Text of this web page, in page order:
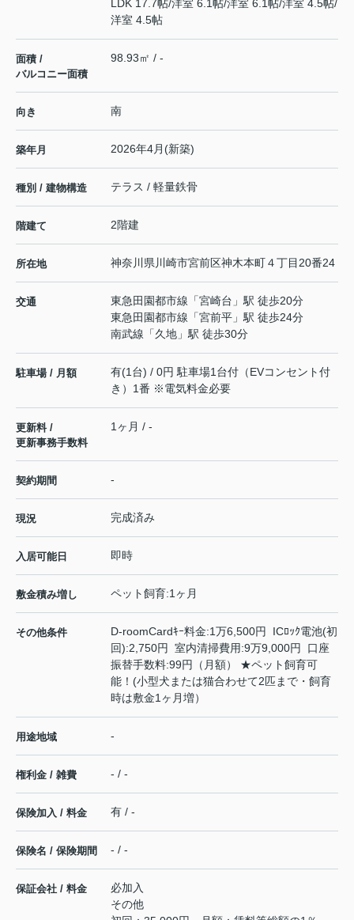
LDK 17.7帖/洋室 6.1帖/洋室 6.1帖/洋室 4.5帖/
洋室 4.5帖
面積 /
バルコニー面積
98.93㎡ / -
向き 南
築年月 2026年4月(新築)
種別 / 建物構造 テラス / 軽量鉄骨
階建て 2階建
所在地 神奈川県 川崎市宮前区神木本町４丁目20番24
交通 東急田園都市線 「宮崎台 」駅 徒歩20分
東急田園都市線 「宮前平 」駅 徒歩24分
南武線 「久地 」駅 徒歩30分
駐車場 / 月額
有(1台) / 0円 駐車場1台付（EVコンセント付
き）1番 ※電気料金必要
更新料 /
更新事務手数料
1ヶ月 / -
契約期間 -
現況 完成済み
入居可能日 即時
敷金積み増し ペット飼育:1ヶ月
その他条件
D-roomCardｷｰ料金:1万6,500円 ICﾛｯｸ電池(初
回):2,750円 室内清掃費用:9万9,000円 口座
振替手数料:99円（月額） ★ペット飼育可
能！(小型犬または猫合わせて2匹まで・飼育
時は敷金1ヶ月増）
用途地域 -
権利金 / 雑費 - / -
保険加入 / 料金 有 / -
保険名 / 保険期間 - / -
保証会社 / 料金
必加入
その他